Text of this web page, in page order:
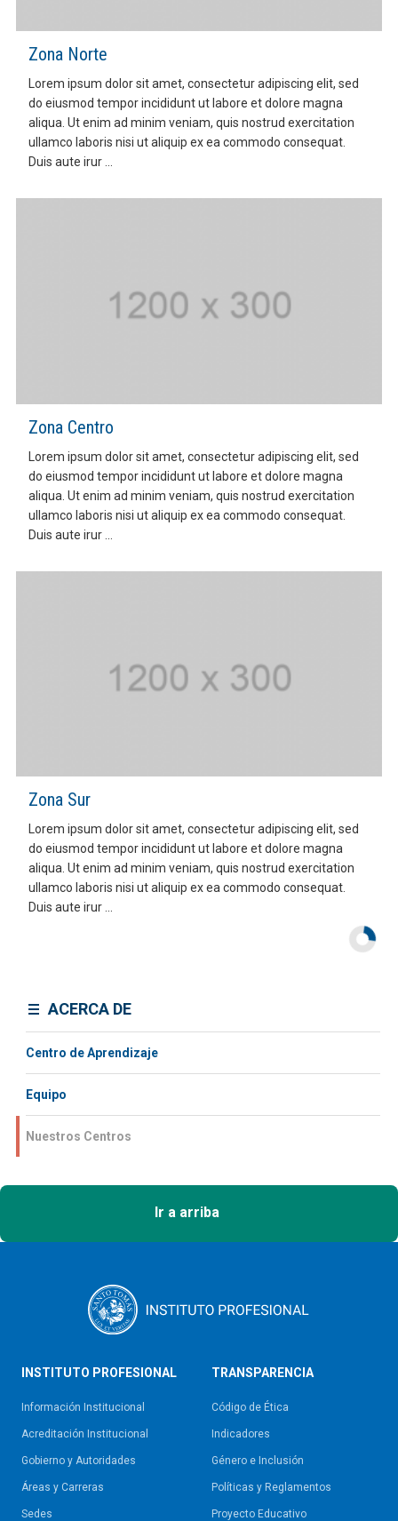
Zona Norte
Lorem ipsum dolor sit amet, consectetur adipiscing elit, sed
do eiusmod tempor incididunt ut labore et dolore magna
aliqua. Ut enim ad minim veniam, quis nostrud exercitation
ullamco laboris nisi ut aliquip ex ea commodo consequat.
Duis aute irur ...
Zona Centro
Lorem ipsum dolor sit amet, consectetur adipiscing elit, sed
do eiusmod tempor incididunt ut labore et dolore magna
aliqua. Ut enim ad minim veniam, quis nostrud exercitation
ullamco laboris nisi ut aliquip ex ea commodo consequat.
Duis aute irur ...
Zona Sur
Lorem ipsum dolor sit amet, consectetur adipiscing elit, sed
do eiusmod tempor incididunt ut labore et dolore magna
aliqua. Ut enim ad minim veniam, quis nostrud exercitation
ullamco laboris nisi ut aliquip ex ea commodo consequat.
Duis aute irur ...
ACERCA DE
Centro de Aprendizaje
Equipo
Nuestros Centros
Ir a arriba
INSTITUTO PROFESIONAL
Información Institucional
Acreditación Institucional
Gobierno y Autoridades​
Áreas y Carreras
Sedes
TRANSPARENCIA
Código de Ética
Indicadores
Género e Inclusión
Políticas y Reglamentos​
Proyecto Educativo